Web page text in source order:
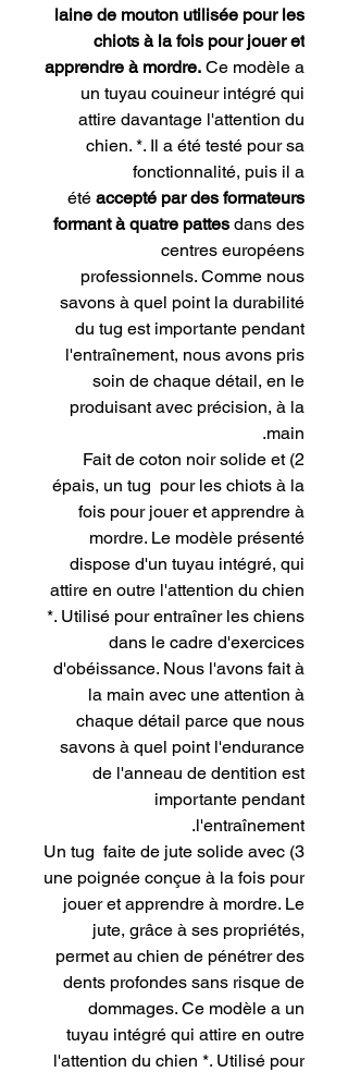
laine de mouton utilisée pour les
chiots à la fois pour jouer et
apprendre à mordre. Ce modèle a
un tuyau couineur intégré qui
attire davantage l'attention du
chien. *. Il a été testé pour sa
fonctionnalité, puis il a
été accepté par des formateurs
formant à quatre pattes dans des
centres européens
professionnels. Comme nous
savons à quel point la durabilité
du tug est importante pendant
l'entraînement, nous avons pris
soin de chaque détail, en le
produisant avec précision, à la
main.
2) Fait de coton noir solide et
épais, un tug pour les chiots à la
fois pour jouer et apprendre à
mordre. Le modèle présenté
dispose d'un tuyau intégré, qui
attire en outre l'attention du chien
*. Utilisé pour entraîner les chiens
dans le cadre d'exercices
d'obéissance. Nous l'avons fait à
la main avec une attention à
chaque détail parce que nous
savons à quel point l'endurance
de l'anneau de dentition est
importante pendant
l'entraînement.
3) Un tug faite de jute solide avec
une poignée conçue à la fois pour
jouer et apprendre à mordre. Le
jute, grâce à ses propriétés,
permet au chien de pénétrer des
dents profondes sans risque de
dommages. Ce modèle a un
tuyau intégré qui attire en outre
l'attention du chien *. Utilisé pour